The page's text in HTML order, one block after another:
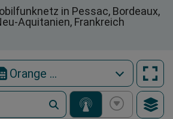
in Pessac, Bordeaux,
Aquitanien, Frankreich
Orange Mobile